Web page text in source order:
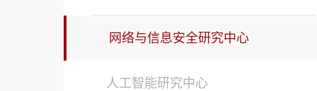
网络与信息安全研究中心
人工智能研究中心